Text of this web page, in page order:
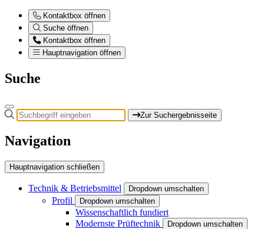
Kontaktbox öffnen
Suche öffnen
Kontaktbox öffnen
Hauptnavigation öffnen
Suche
Zur Suchergebnisseite
Navigation
Hauptnavigation schließen
Technik & Betriebsmittel Dropdown umschalten
Profil Dropdown umschalten
Wissenschaftlich fundiert
Modernste Prüftechnik
Dropdown umschalten